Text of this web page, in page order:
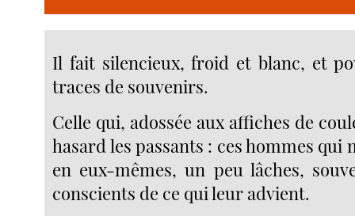
Il fait silencieux, froid et blanc, et
traces de souvenirs.
Celle qui, adossée aux affiches de
hasard les passants : ces hommes qui
en eux-mêmes, un peu lâches,
conscients de ce qui leur advient.